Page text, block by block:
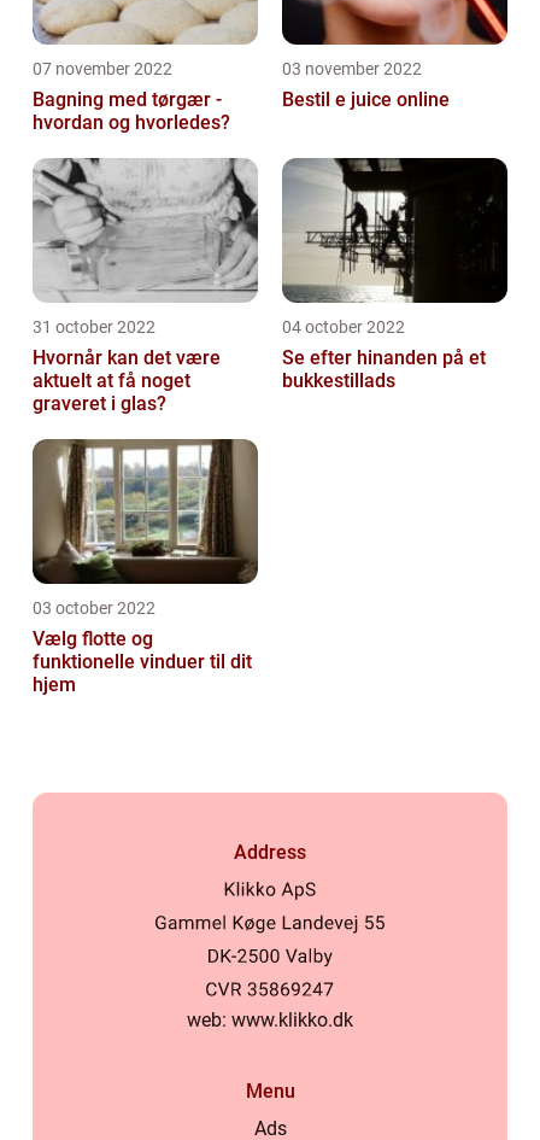
07 november 2022
Bagning med tørgær -
hvordan og hvorledes?
03 november 2022
Bestil e juice online
31 october 2022
Hvornår kan det være
aktuelt at få noget
graveret i glas?
04 october 2022
Se efter hinanden på et
bukkestillads
03 october 2022
Vælg flotte og
funktionelle vinduer til dit
hjem
Address
web: www.klikko.dk
Menu
Ads